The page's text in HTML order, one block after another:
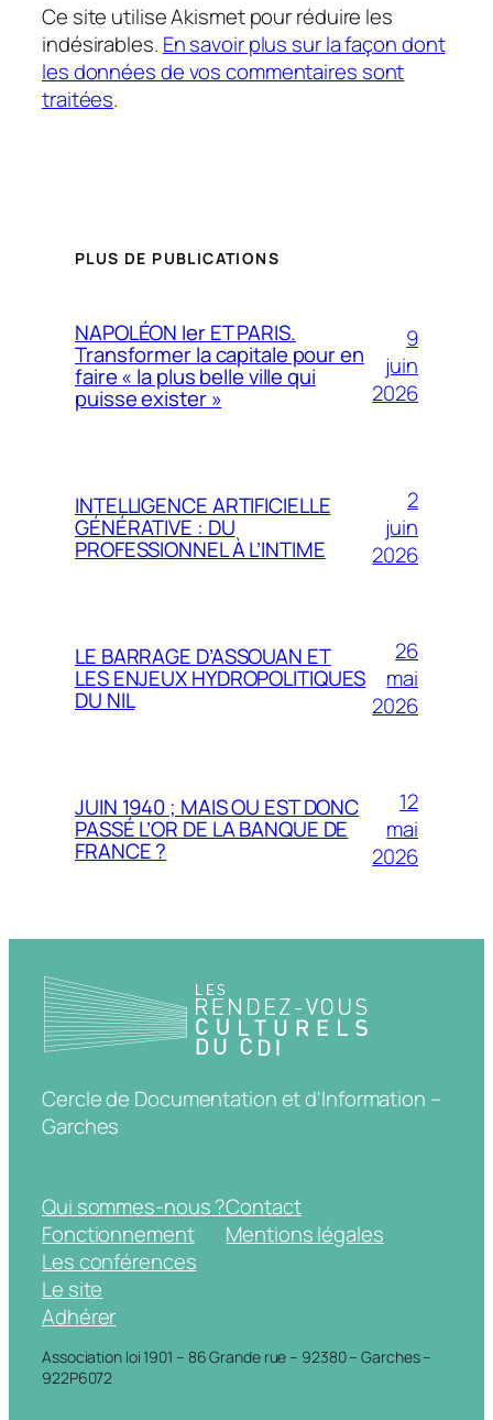
Ce site utilise Akismet pour réduire les
indésirables. En savoir plus sur la façon dont
les données de vos commentaires sont
traitées.
PLUS DE PUBLICATIONS
NAPOLÉON Ier ET PARIS.
Transformer la capitale pour en
faire « la plus belle ville qui
puisse exister »
9
juin
2026
INTELLIGENCE ARTIFICIELLE
GÉNÉRATIVE : DU
PROFESSIONNEL À L’INTIME
2
juin
2026
LE BARRAGE D’ASSOUAN ET
LES ENJEUX HYDROPOLITIQUES
DU NIL
26
mai
2026
JUIN 1940 ; MAIS OU EST DONC
PASSÉ L’OR DE LA BANQUE DE
FRANCE ?
12
mai
2026
Cercle de Documentation et d'Information –
Garches
Qui sommes-nous ?
Fonctionnement
Les conférences
Le site
Adhérer
Contact
Mentions légales
Association loi 1901 – 86 Grande rue – 92380 – Garches –
922P6072